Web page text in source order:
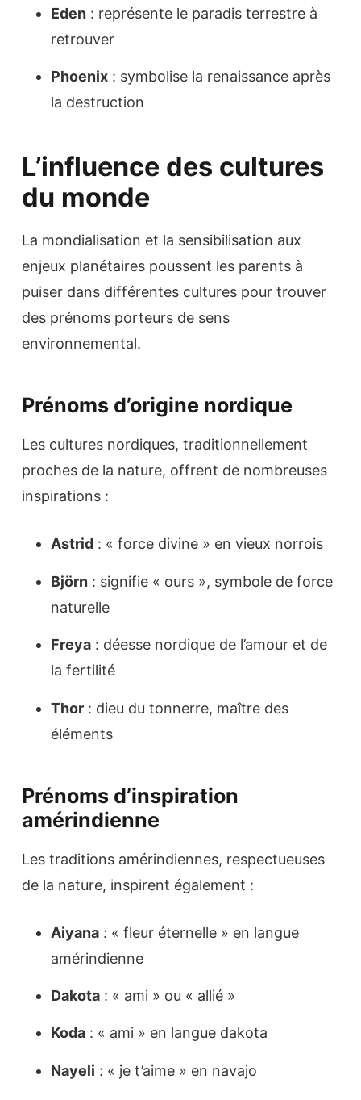
Eden : représente le paradis terrestre à
retrouver
Phoenix : symbolise la renaissance après
la destruction
L’influence des cultures
du monde
La mondialisation et la sensibilisation aux
enjeux planétaires poussent les parents à
puiser dans différentes cultures pour trouver
des prénoms porteurs de sens
environnemental.
Prénoms d’origine nordique
Les cultures nordiques, traditionnellement
proches de la nature, offrent de nombreuses
inspirations :
Astrid : « force divine » en vieux norrois
Björn : signifie « ours », symbole de force
naturelle
Freya : déesse nordique de l’amour et de
la fertilité
Thor : dieu du tonnerre, maître des
éléments
Prénoms d’inspiration
amérindienne
Les traditions amérindiennes, respectueuses
de la nature, inspirent également :
Aiyana : « fleur éternelle » en langue
amérindienne
Dakota : « ami » ou « allié »
Koda : « ami » en langue dakota
Nayeli : « je t’aime » en navajo